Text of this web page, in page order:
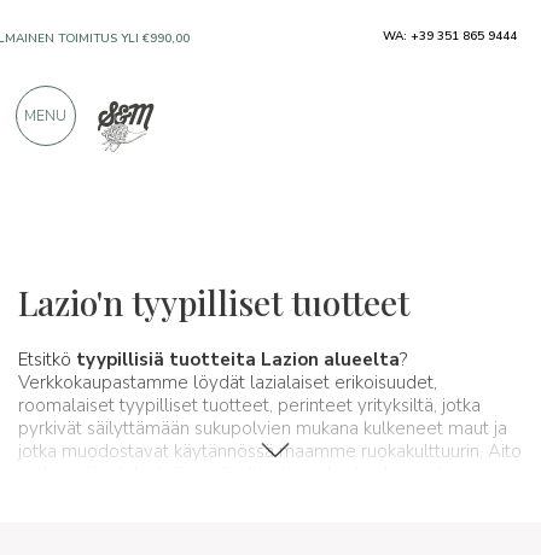
Lazio'n tyypilliset tuotteet
Etsitkö tyypillisiä tuotteita Lazion alueelta?
Verkkokaupastamme löydät lazialaiset erikoisuudet,
roomalaiset tyypilliset tuotteet, perinteet yrityksiltä, jotka
pyrkivät säilyttämään sukupolvien mukana kulkeneet maut ja
jotka muodostavat käytännössä maamme ruokakulttuurin. Aito
TOIMITUS YLI €990,00
ERINOMAISILTA VALMISTAJILTA
WA: +39 351 865 9444
MENU